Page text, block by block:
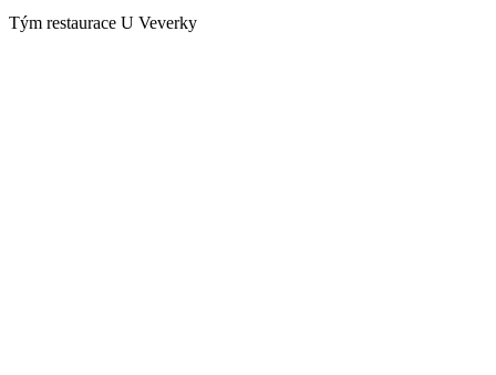
Tým restaurace U Veverky